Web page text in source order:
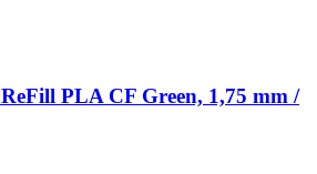
ReFill PLA CF Green, 1,75 mm /